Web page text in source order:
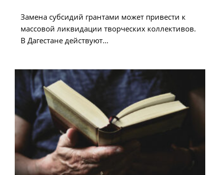
Замена субсидий грантами может привести к
массовой ликвидации творческих коллективов.
В Дагестане действуют…